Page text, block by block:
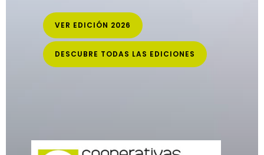
VER EDICIÓN 2026
DESCUBRE TODAS LAS EDICIONES